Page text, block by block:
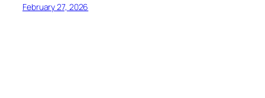
February 27, 2026